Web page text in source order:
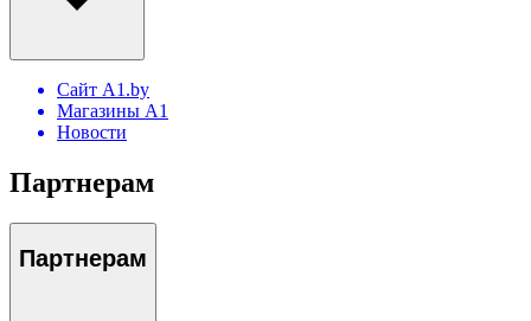
Сайт A1.by
Магазины А1
Новости
Партнерам
Партнерам